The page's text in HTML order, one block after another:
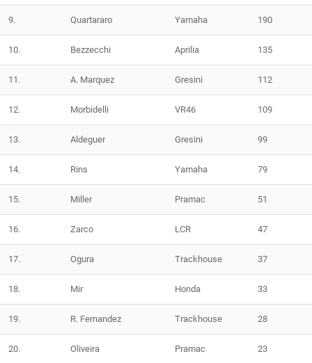
9. Quartararo Yamaha 190
10. Bezzecchi Aprilia 135
11. A. Marquez Gresini 112
12. Morbidelli VR46 109
13. Aldeguer Gresini 99
14. Rins Yamaha 79
15. Miller Pramac 51
16. Zarco LCR 47
17. Ogura Trackhouse 37
18. Mir Honda 33
19. R. Fernandez Trackhouse 28
20. Oliveira Pramac 23